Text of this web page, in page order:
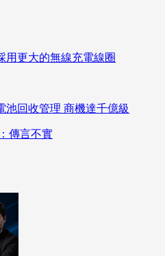
用更大的無線充電線圈
池回收管理 商機達千億級
傳言不實